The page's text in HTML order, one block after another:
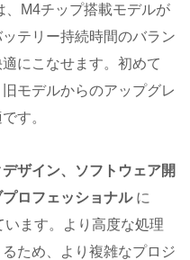
、M4チップ搭載モデルが
テリー持続時間のバラン
にこなせます。初めて
モデルからのアップグレ
す。
ザイン、ソフトウェア開
ロフェッショナルに
ます。より高度な処理
ため、より複雑なプロジ